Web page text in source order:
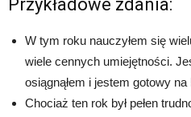
Przykładowe zdania:
W tym roku nauczyłem się
wiele cennych umiejętności.
osiągnąłem i jestem gotowy
Chociaż ten rok był pełen